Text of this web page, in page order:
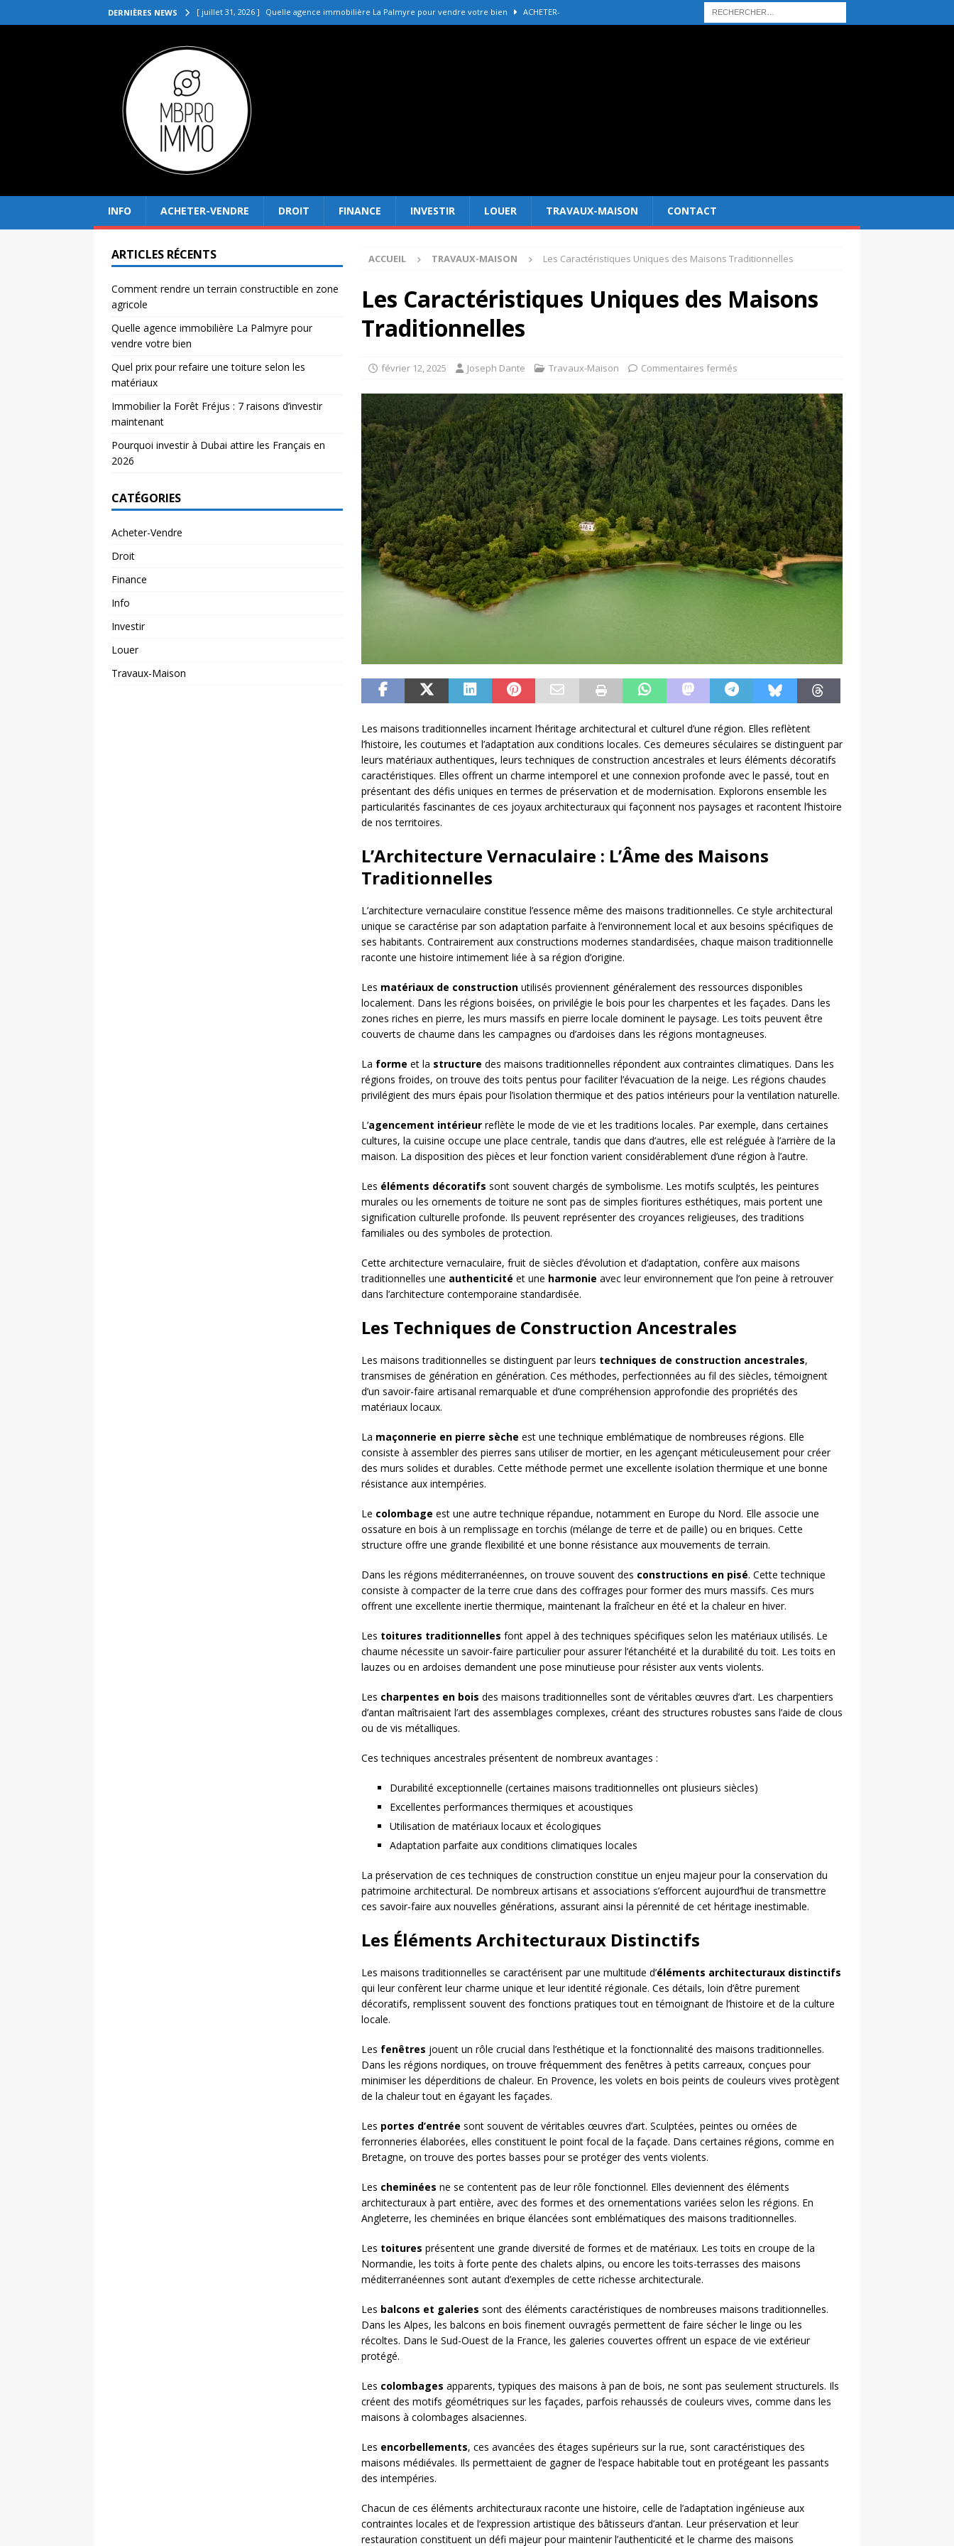
DERNIÈRES NEWS [ juillet 31, 2026 ] Quelle agence immobilière La Palmyre pour vendre votre bien ACHETER-
[ juillet 27, 2026 ]
[ juillet 23, 2026 ]
[ juillet 19, 2026 ]
[ août 4, 2026 ]
INFO ACHETER-VENDRE DROIT FINANCE INVESTIR LOUER TRAVAUX-MAISON CONTACT
ACCUEIL TRAVAUX-MAISON Les Caractéristiques Uniques des Maisons Traditionnelles
Les Caractéristiques Uniques des Maisons
Traditionnelles
février 12, 2025 Joseph Dante Travaux-Maison Commentaires fermés
Les maisons traditionnelles incarnent l’héritage architectural et culturel d’une région. Elles reflètent
l’histoire, les coutumes et l’adaptation aux conditions locales. Ces demeures séculaires se distinguent par
leurs matériaux authentiques, leurs techniques de construction ancestrales et leurs éléments décoratifs
caractéristiques. Elles offrent un charme intemporel et une connexion profonde avec le passé, tout en
présentant des défis uniques en termes de préservation et de modernisation. Explorons ensemble les
particularités fascinantes de ces joyaux architecturaux qui façonnent nos paysages et racontent l’histoire
de nos territoires.
L’Architecture Vernaculaire : L’Âme des Maisons
Traditionnelles
L’architecture vernaculaire constitue l’essence même des maisons traditionnelles. Ce style architectural
unique se caractérise par son adaptation parfaite à l’environnement local et aux besoins spécifiques de
ses habitants. Contrairement aux constructions modernes standardisées, chaque maison traditionnelle
raconte une histoire intimement liée à sa région d’origine.
Les matériaux de constructionutilisés proviennent généralement des ressources disponibles
localement. Dans les régions boisées, on privilégie le bois pour les charpentes et les façades. Dans les
zones riches en pierre, les murs massifs en pierre locale dominent le paysage. Les toits peuvent être
couverts de chaume dans les campagnes ou d’ardoises dans les régions montagneuses.
La forme et la structure des maisons traditionnelles répondent aux contraintes climatiques. Dans les
régions froides, on trouve des toits pentus pour faciliter l’évacuation de la neige. Les régions chaudes
privilégient des murs épais pour l’isolation thermique et des patios intérieurs pour la ventilation naturelle.
L’agencement intérieurreflète le mode de vie et les traditions locales. Par exemple, dans certaines
cultures, la cuisine occupe une place centrale, tandis que dans d’autres, elle est reléguée à l’arrière de la
maison. La disposition des pièces et leur fonction varient considérablement d’une région à l’autre.
Les éléments décoratifs sont souvent chargés de symbolisme. Les motifs sculptés, les peintures
murales ou les ornements de toiture ne sont pas de simples fioritures esthétiques, mais portent une
signification culturelle profonde. Ils peuvent représenter des croyances religieuses, des traditions
familiales ou des symboles de protection.
Cette architecture vernaculaire, fruit de siècles d’évolution et d’adaptation, confère aux maisons
traditionnelles une authenticité et une harmonie avec leur environnement que l’on peine à retrouver
dans l’architecture contemporaine standardisée.
Les Techniques de Construction Ancestrales
Les maisons traditionnelles se distinguent par leurs techniques de construction ancestrales,
transmises de génération en génération. Ces méthodes, perfectionnées au fil des siècles, témoignent
d’un savoir-faire artisanal remarquable et d’une compréhension approfondie des propriétés des
matériaux locaux.
La maçonnerie en pierre sèche est une technique emblématique de nombreuses régions. Elle
consiste à assembler des pierres sans utiliser de mortier, en les agençant méticuleusement pour créer
des murs solides et durables. Cette méthode permet une excellente isolation thermique et une bonne
résistance aux intempéries.
Le colombage est une autre technique répandue, notamment en Europe du Nord. Elle associe une
ossature en bois à un remplissage en torchis (mélange de terre et de paille) ou en briques. Cette
structure offre une grande flexibilité et une bonne résistance aux mouvements de terrain.
Dans les régions méditerranéennes, on trouve souvent des constructions en pisé. Cette technique
consiste à compacter de la terre crue dans des coffrages pour former des murs massifs. Ces murs
offrent une excellente inertie thermique, maintenant la fraîcheur en été et la chaleur en hiver.
Les toitures traditionnelles font appel à des techniques spécifiques selon les matériaux utilisés. Le
chaume nécessite un savoir-faire particulier pour assurer l’étanchéité et la durabilité du toit. Les toits en
lauzes ou en ardoises demandent une pose minutieuse pour résister aux vents violents.
Les charpentes en bois des maisons traditionnelles sont de véritables œuvres d’art. Les charpentiers
d’antan maîtrisaient l’art des assemblages complexes, créant des structures robustes sans l’aide de clous
ou de vis métalliques.
Ces techniques ancestrales présentent de nombreux avantages :
Durabilité exceptionnelle (certaines maisons traditionnelles ont plusieurs siècles)
Excellentes performances thermiques et acoustiques
Utilisation de matériaux locaux et écologiques
Adaptation parfaite aux conditions climatiques locales
La préservation de ces techniques de construction constitue un enjeu majeur pour la conservation du
patrimoine architectural. De nombreux artisans et associations s’efforcent aujourd’hui de transmettre
ces savoir-faire aux nouvelles générations, assurant ainsi la pérennité de cet héritage inestimable.
Les Éléments Architecturaux Distinctifs
Les maisons traditionnelles se caractérisent par une multitude d’éléments architecturaux distinctifs
qui leur confèrent leur charme unique et leur identité régionale. Ces détails, loin d’être purement
décoratifs, remplissent souvent des fonctions pratiques tout en témoignant de l’histoire et de la culture
locale.
Les fenêtres jouent un rôle crucial dans l’esthétique et la fonctionnalité des maisons traditionnelles.
Dans les régions nordiques, on trouve fréquemment des fenêtres à petits carreaux, conçues pour
minimiser les déperditions de chaleur. En Provence, les volets en bois peints de couleurs vives protègent
de la chaleur tout en égayant les façades.
Les portes d’entrée sont souvent de véritables œuvres d’art. Sculptées, peintes ou ornées de
ferronneries élaborées, elles constituent le point focal de la façade. Dans certaines régions, comme en
Bretagne, on trouve des portes basses pour se protéger des vents violents.
Les cheminées ne se contentent pas de leur rôle fonctionnel. Elles deviennent des éléments
architecturaux à part entière, avec des formes et des ornementations variées selon les régions. En
Angleterre, les cheminées en brique élancées sont emblématiques des maisons traditionnelles.
Les toitures présentent une grande diversité de formes et de matériaux. Les toits en croupe de la
Normandie, les toits à forte pente des chalets alpins, ou encore les toits-terrasses des maisons
méditerranéennes sont autant d’exemples de cette richesse architecturale.
Les balcons et galeries sont des éléments caractéristiques de nombreuses maisons traditionnelles.
Dans les Alpes, les balcons en bois finement ouvragés permettent de faire sécher le linge ou les
récoltes. Dans le Sud-Ouest de la France, les galeries couvertes offrent un espace de vie extérieur
protégé.
Les colombages apparents, typiques des maisons à pan de bois, ne sont pas seulement structurels. Ils
créent des motifs géométriques sur les façades, parfois rehaussés de couleurs vives, comme dans les
maisons à colombages alsaciennes.
Les encorbellements, ces avancées des étages supérieurs sur la rue, sont caractéristiques des
maisons médiévales. Ils permettaient de gagner de l’espace habitable tout en protégeant les passants
des intempéries.
Chacun de ces éléments architecturaux raconte une histoire, celle de l’adaptation ingénieuse aux
contraintes locales et de l’expression artistique des bâtisseurs d’antan. Leur préservation et leur
restauration constituent un défi majeur pour maintenir l’authenticité et le charme des maisons
ARTICLES RÉCENTS
Comment rendre un terrain constructible en zone
agricole
Quelle agence immobilière La Palmyre pour
vendre votre bien
Quel prix pour refaire une toiture selon les
matériaux
Immobilier la Forêt Fréjus : 7 raisons d’investir
maintenant
Pourquoi investir à Dubai attire les Français en
2026
CATÉGORIES
Acheter-Vendre
Droit
Finance
Info
Investir
Louer
Travaux-Maison